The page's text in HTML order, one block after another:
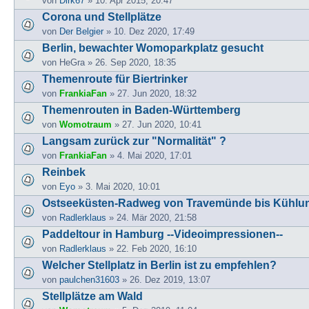
Corona und Stellplätze
von Der Belgier » 10. Dez 2020, 17:49
Berlin, bewachter Womoparkplatz gesucht
von HeGra » 26. Sep 2020, 18:35
Themenroute für Biertrinker
von FrankiaFan » 27. Jun 2020, 18:32
Themenrouten in Baden-Württemberg
von Womotraum » 27. Jun 2020, 10:41
Langsam zurück zur "Normalität" ?
von FrankiaFan » 4. Mai 2020, 17:01
Reinbek
von Eyo » 3. Mai 2020, 10:01
Ostseeküsten-Radweg von Travemünde bis
von Radlerklaus » 24. Mär 2020, 21:58
Paddeltour in Hamburg --Videoimpressionen--
von Radlerklaus » 22. Feb 2020, 16:10
Welcher Stellplatz in Berlin ist zu empfehlen?
von paulchen31603 » 26. Dez 2019, 13:07
Stellplätze am Wald